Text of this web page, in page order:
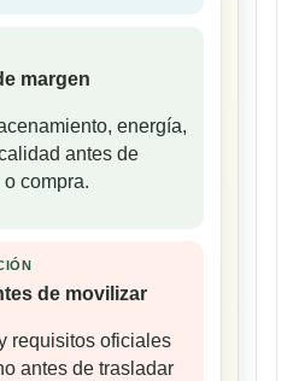
margen
energía,
antes de
compra.
de movilizar
requisitos oficiales
antes de trasladar